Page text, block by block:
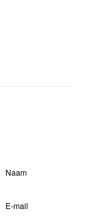
Naam
E-mail